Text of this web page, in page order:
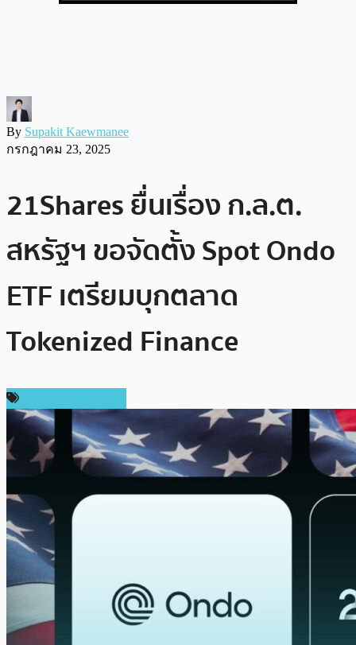
By Supakit Kaewmanee
กรกฎาคม 23, 2025
21Shares ยื่นเรื่อง ก.ล.ต.
สหรัฐฯ ขอจัดตั้ง Spot Ondo
ETF เตรียมบุกตลาด
Tokenized Finance